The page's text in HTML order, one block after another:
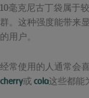
10毫克尼古丁袋属于
群。这种强度能带来
的用户。
经常使用的人通常会
cherry或 cola这些都能